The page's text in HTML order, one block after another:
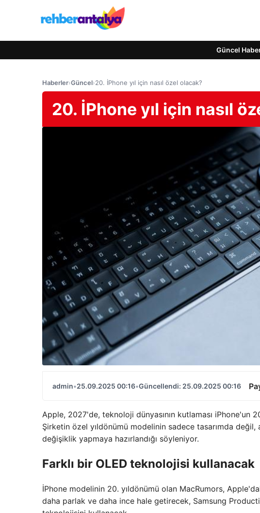
Güncel
Haberler›Güncel›20. İPhone yıl için nasıl özel olacak?
20. İPhone yıl için nasıl
admin•25.09.2025 00:16•Güncellendi: 25.09.2025 00:16
Apple, 2027'de, teknoloji dünyasının kutlaması iPhone'un
Şirketin özel yıldönümü modelinin sadece tasarımda
değişiklik yapmaya hazırlandığı söyleniyor.
Farklı bir OLED teknolojisi kullanacak
İPhone modelinin 20. yıldönümü olan MacRumors,
daha parlak ve daha ince hale getirecek, Samsung